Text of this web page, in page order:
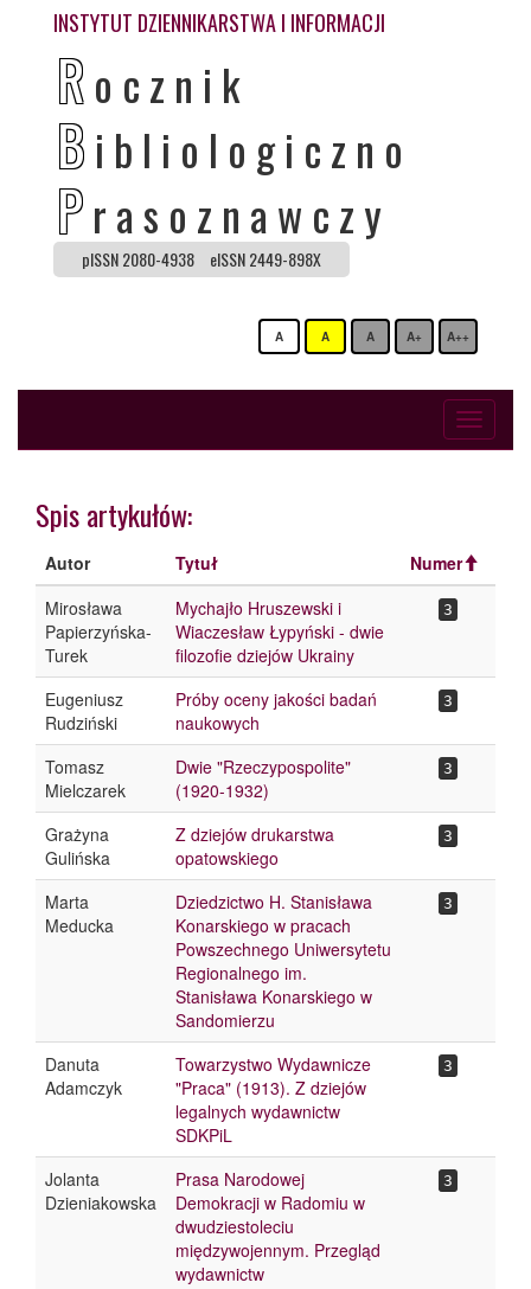
INSTYTUT DZIENNIKARSTWA I INFORMACJI
Rocznik
B ibliologiczno
Prasoznawczy
pISSN 2080-4938 eISSN 2449-898X
A A A A+ A++
Toggle
Spis artykułów:
Autor Tytuł
Numer
Mirosława
Papierzyńska-
Turek
Mychajło Hruszewski i
Wiaczesław Łypyński - dwie
filozofie dziejów Ukrainy
3
Eugeniusz
Rudziński
Próby oceny jakości badań
naukowych
3
Tomasz
Mielczarek
Dwie "Rzeczypospolite"
(1920-1932)
3
Grażyna
Gulińska
Z dziejów drukarstwa
opatowskiego
3
Marta
Meducka
Dziedzictwo H. Stanisława
Konarskiego w pracach
Powszechnego Uniwersytetu
Regionalnego im.
Stanisława Konarskiego w
Sandomierzu
3
Danuta
Adamczyk
Towarzystwo Wydawnicze
"Praca" (1913). Z dziejów
legalnych wydawnictw
SDKPiL
3
Jolanta
Dzieniakowska
Prasa Narodowej
Demokracji w Radomiu w
dwudziestoleciu
międzywojennym. Przegląd
wydawnictw
3